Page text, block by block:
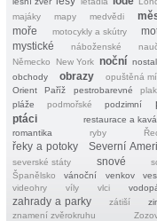
majáky
mapy medvědi
moře
motocykly a skútry
mystické
náboženské
Německo
New York noční
obchody
obrazy
opuštěná
Orient
Paříž pestrobarevné
pláže
podmořské podzimní
ptáci
restaurace a
romantika
ryby
řeky a potoky Severní
severské státy snové
Španělsko
vánoční venkov
videohry
víly vlci
zahrady a parky zátiší
znamení zvěrokruhu